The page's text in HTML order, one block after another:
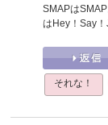
SMAPは
はHey！Say
それな！